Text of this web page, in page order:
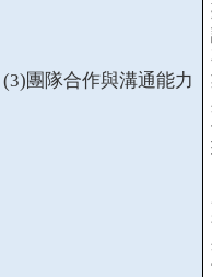
(3)團隊合作與溝通能力